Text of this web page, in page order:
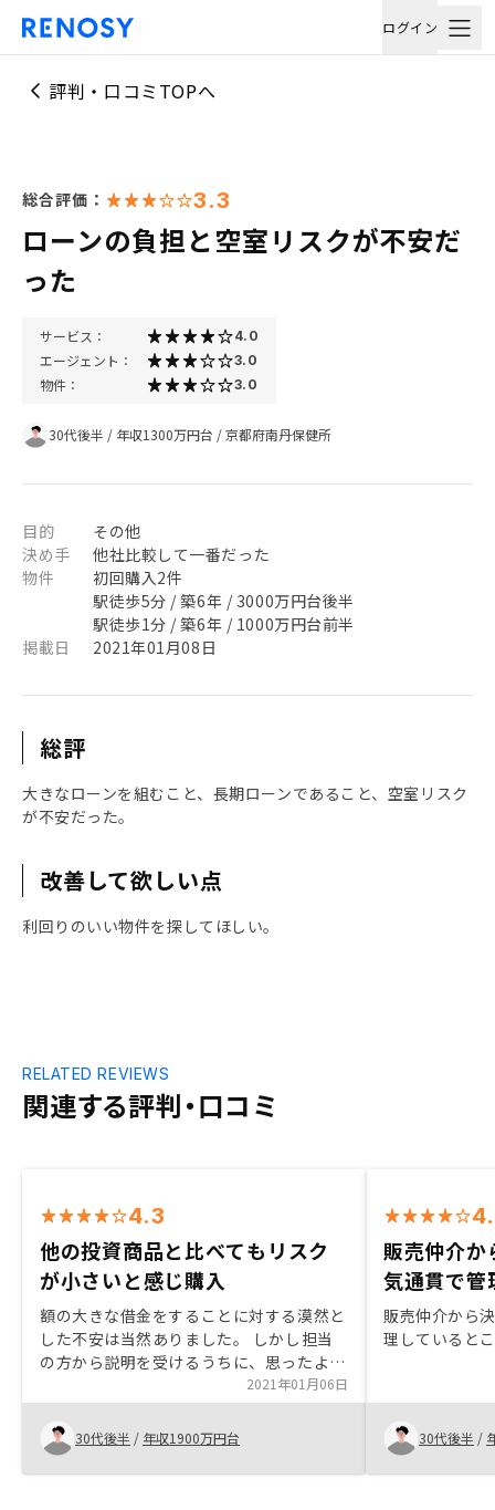
ログイン
評判・口コミTOPへ
総合評価： 3.3
ローンの負担と空室リスクが不安だ
った
サービス： 4.0
エージェント： 3.0
物件： 3.0
30代後半 / 年収1300万円台 /京都府南丹保健所
目的
その他
決め手
他社比較して一番だった
物件
初回購入2件
駅徒歩5分 / 築6年 / 3000万円台後半
駅徒歩1分 / 築6年 / 1000万円台前半
掲載日
2021年01月08日
総評
大きなローンを組むこと、長期ローンであること、空室リスク
が不安だった。
改善して欲しい点
利回りのいい物件を探してほしい。
関連する評判・口コミ
RELATED REVIEWS
4.3
他の投資商品と比べてもリスク
が小さいと感じ購入
額の大きな借金をすることに対する漠然と
した不安は当然ありました。 しかし担当
の方から説明を受けるうちに、思ったより
もリスクが小さく、またそのリスクも比較
的コントロールできる範囲だと感じたので
購入に至りました。他の投資商品よりも短
期的な利益はありませんが、長期的に見れ
ば、生命保険や年金としてかなり有効な手
2021年01月06日
30代後半 / 年収1900万円台
販売仲介か
気通貫で管
販売仲介から
理していると
30代後半 /